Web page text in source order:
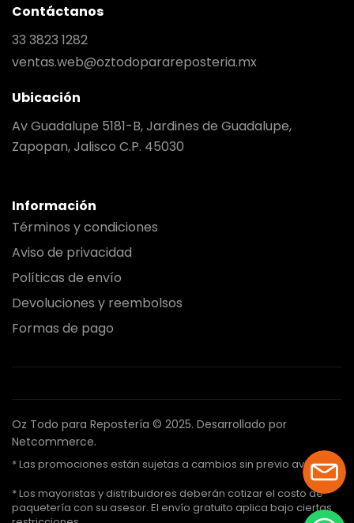
Contáctanos
33 3823 1282
ventas.web@oztodoparareposteria.mx
Ubicación
Av Guadalupe 5181-B, Jardines de Guadalupe,
Zapopan, Jalisco C.P. 45030
Información
Términos y condiciones
Aviso de privacidad
Políticas de envío
Devoluciones y reembolsos
Formas de pago
Oz Todo para Repostería © 2025. Desarrollado por
Netcommerce.
* Las promociones están sujetas a cambios sin previo aviso.
* Los mayoristas y distribuidores deberán cotizar el costo de
paquetería con su asesor. El envío gratuito aplica bajo ciertas